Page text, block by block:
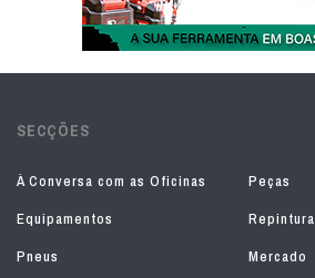
SECÇÕES
À Conversa com as Oficinas
Peças
Equipamentos
Repintura
Pneus
Mercado